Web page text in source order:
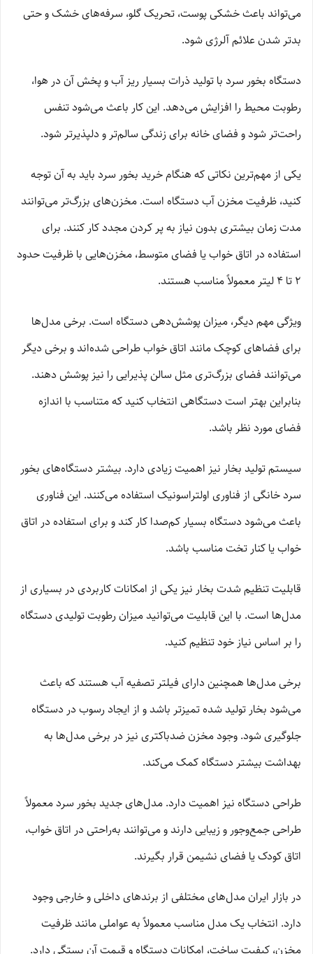
می‌تواند باعث خشکی پوست، تحریک گلو، سرفه‌های خشک و حتی
بدتر شدن علائم آلرژی شود.
دستگاه بخور سرد با تولید ذرات بسیار ریز آب و پخش آن در هوا،
رطوبت محیط را افزایش می‌دهد. این کار باعث می‌شود تنفس
راحت‌تر شود و فضای خانه برای زندگی سالم‌تر و دلپذیرتر شود.
یکی از مهم‌ترین نکاتی که هنگام خرید بخور سرد باید به آن توجه
کنید، ظرفیت مخزن آب دستگاه است. مخزن‌های بزرگ‌تر می‌توانند
مدت زمان بیشتری بدون نیاز به پر کردن مجدد کار کنند. برای
استفاده در اتاق خواب یا فضای متوسط، مخزن‌هایی با ظرفیت حدود
2 تا 4 لیتر معمولاً مناسب هستند.
ویژگی مهم دیگر، میزان پوشش‌دهی دستگاه است. برخی مدل‌ها
برای فضاهای کوچک مانند اتاق خواب طراحی شده‌اند و برخی دیگر
می‌توانند فضای بزرگ‌تری مثل سالن پذیرایی را نیز پوشش دهند.
بنابراین بهتر است دستگاهی انتخاب کنید که متناسب با اندازه
فضای مورد نظر باشد.
سیستم تولید بخار نیز اهمیت زیادی دارد. بیشتر دستگاه‌های بخور
سرد خانگی از فناوری اولتراسونیک استفاده می‌کنند. این فناوری
باعث می‌شود دستگاه بسیار کم‌صدا کار کند و برای استفاده در اتاق
خواب یا کنار تخت مناسب باشد.
قابلیت تنظیم شدت بخار نیز یکی از امکانات کاربردی در بسیاری از
مدل‌ها است. با این قابلیت می‌توانید میزان رطوبت تولیدی دستگاه
را بر اساس نیاز خود تنظیم کنید.
برخی مدل‌ها همچنین دارای فیلتر تصفیه آب هستند که باعث
می‌شود بخار تولید شده تمیزتر باشد و از ایجاد رسوب در دستگاه
جلوگیری شود. وجود مخزن ضدباکتری نیز در برخی مدل‌ها به
بهداشت بیشتر دستگاه کمک می‌کند.
طراحی دستگاه نیز اهمیت دارد. مدل‌های جدید بخور سرد معمولاً
طراحی جمع‌وجور و زیبایی دارند و می‌توانند به‌راحتی در اتاق خواب،
اتاق کودک یا فضای نشیمن قرار بگیرند.
در بازار ایران مدل‌های مختلفی از برندهای داخلی و خارجی وجود
دارد. انتخاب یک مدل مناسب معمولاً به عواملی مانند ظرفیت
مخزن، کیفیت ساخت، امکانات دستگاه و قیمت آن بستگی دارد.